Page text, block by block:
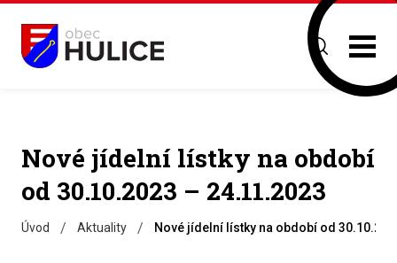
Nové jídelní lístky na období
od 30.10.2023 – 24.11.2023
Úvod / Aktuality / Nové jídelní lístky na období od